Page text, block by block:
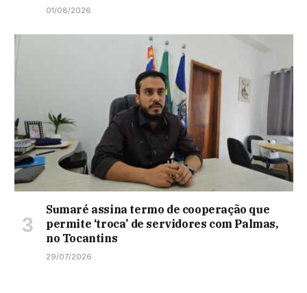
01/08/2026
Sumaré assina termo de cooperação que
permite ‘troca’ de servidores com Palmas,
no Tocantins
29/07/2026